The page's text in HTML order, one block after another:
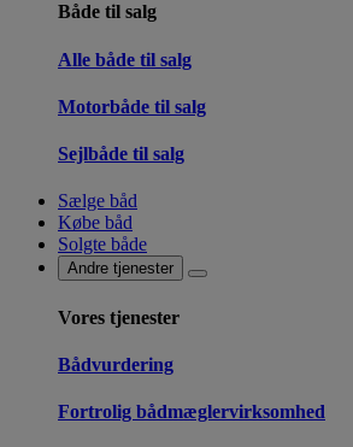
Både til salg
Alle både til salg
Motorbåde til salg
Sejlbåde til salg
Sælge båd
Købe båd
Solgte både
Andre tjenester
Vores tjenester
Bådvurdering
Fortrolig bådmæglervirksomhed